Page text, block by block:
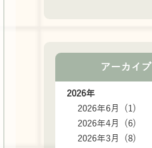
アーカイブ
2026年
2026年6月 (1)
2026年4月 (6)
2026年3月 (8)